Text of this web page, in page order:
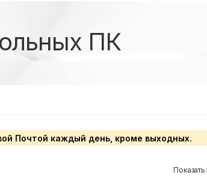
ПК
Почтой каждый день, кроме выходных.
Показать: